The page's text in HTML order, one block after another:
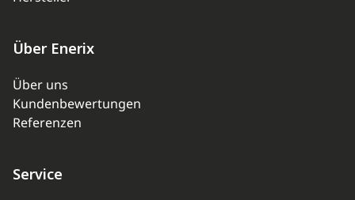
Über Enerix
Über uns
Kundenbewertungen
Referenzen
Service